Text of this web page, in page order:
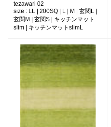
tezawari 02
size : LL | 200SQ | L | M | 玄関L |
玄関M | 玄関S | キッチンマット
slim | キッチンマットslimL